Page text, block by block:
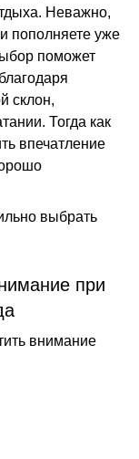
Неважно,
пополняете уже
поможет
склон,
Тогда как
впечатление
выбрать
при
внимание